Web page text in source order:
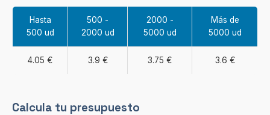
Hasta
500 ud
500 -
2000 ud
2000 -
5000 ud
Más de
5000 ud
4.05 € 3.9 € 3.75 € 3.6 €
Calcula tu presupuesto